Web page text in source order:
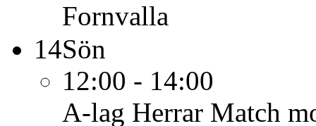
Fornvalla
14Sön
12:00 - 14:00
A-lag Herrar Match